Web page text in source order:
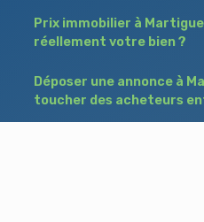
Prix immobilier à
réellement votre bien ?
Déposer une annonce à
toucher des acheteurs